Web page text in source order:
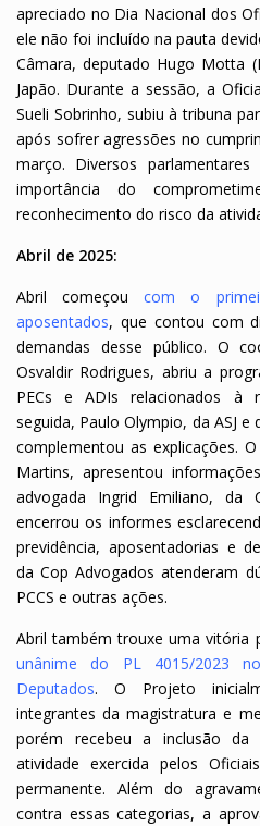
apreciado no Dia Nacional dos
ele não foi incluído na pauta
Câmara, deputado Hugo Motta
Japão. Durante a sessão, a
Sueli Sobrinho, subiu à tribuna
após sofrer agressões no
março. Diversos
importância do
reconhecimento do risco da
Abril de 2025:
Abril começou com o
aposentados, que contou com
demandas desse público. O
Osvaldir Rodrigues, abriu a
PECs e ADIs relacionados à
seguida, Paulo Olympio, da ASJ e
complementou as explicações.
Martins, apresentou
advogada Ingrid Emiliano, da
encerrou os informes
previdência, aposentadorias e
da Cop Advogados atenderam
PCCS e outras ações.
Abril também trouxe uma vitória
unânime do PL 4015/2023
Deputados. O Projeto
integrantes da magistratura e
porém recebeu a inclusão da
atividade exercida pelos
permanente. Além do
contra essas categorias, a